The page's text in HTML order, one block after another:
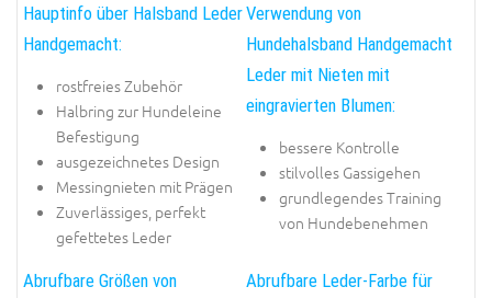
Hauptinfo über Halsband Leder
Handgemacht:
rostfreies Zubehör
Halbring zur Hundeleine
Befestigung
ausgezeichnetes Design
Messingnieten mit Prägen
Zuverlässiges, perfekt
gefettetes Leder
Verwendung von
Hundehalsband Handgemacht
Leder mit Nieten mit
eingravierten Blumen:
bessere Kontrolle
stilvolles Gassigehen
grundlegendes Training
von Hundebenehmen
Abrufbare Größen von
Abrufbare Leder-Farbe für